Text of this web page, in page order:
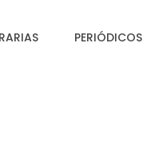
PERIÓDICOS